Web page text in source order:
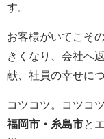
す。
お客様がいてこそ
きくなり、会社へ
献、社員の幸せに
コツコツ。コツコ
福岡市・糸島市と